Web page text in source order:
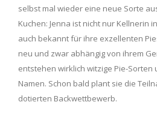
selbst mal wieder eine neue Sorte
Kuchen: Jenna ist nicht nur Kellnerin
auch bekannt für ihre exzellenten
neu und zwar abhängig von ihrem
entstehen wirklich witzige Pie-
Namen. Schon bald plant sie die
dotierten Backwettbewerb.